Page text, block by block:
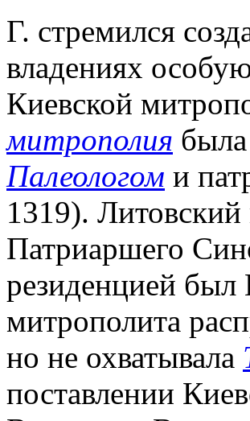
Г. стремился
владениях
Киевской
митрополия
Палеологом и
1319).
Патриаршего
резиденцией был
митрополита
но не охватывала
поставлении